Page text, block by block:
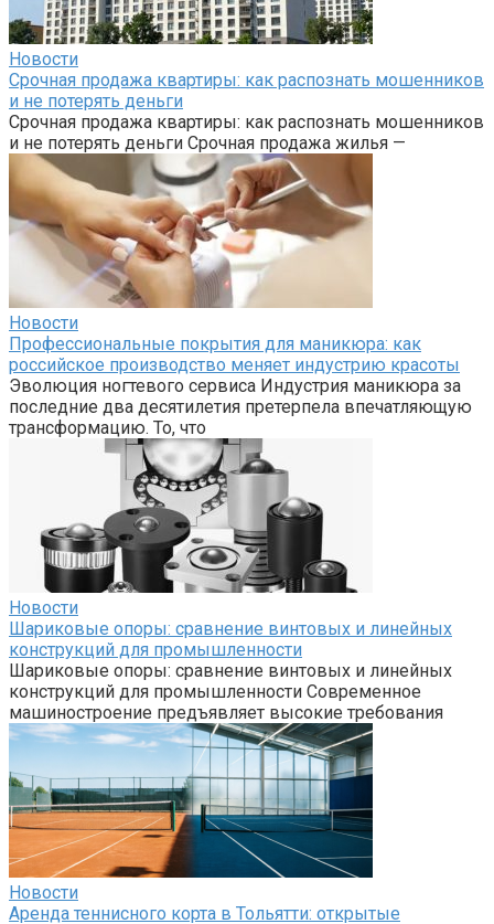
Новости
Срочная продажа квартиры: как распознать мошенников
и не потерять деньги
Срочная продажа квартиры: как распознать мошенников
и не потерять деньги Срочная продажа жилья —
Новости
Профессиональные покрытия для маникюра: как
российское производство меняет индустрию красоты
Эволюция ногтевого сервиса Индустрия маникюра за
последние два десятилетия претерпела впечатляющую
трансформацию. То, что
Новости
Шариковые опоры: сравнение винтовых и линейных
конструкций для промышленности
Шариковые опоры: сравнение винтовых и линейных
конструкций для промышленности Современное
машиностроение предъявляет высокие требования
Новости
Аренда теннисного корта в Тольятти: открытые